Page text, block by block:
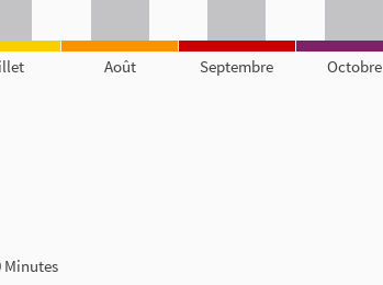
Août Septembre Octobre
Minutes